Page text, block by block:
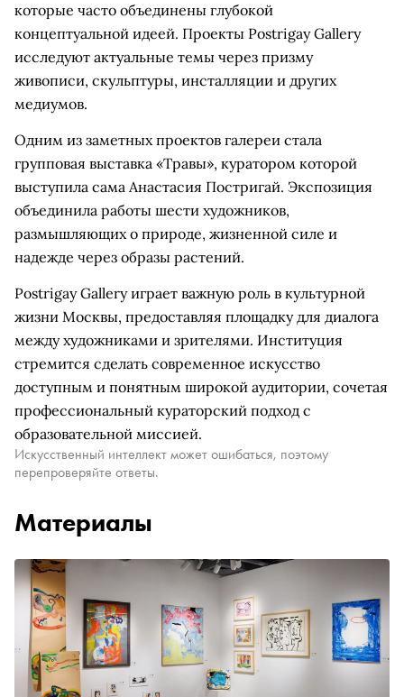
которые часто объединены глубокой
концептуальной идеей. Проекты Postrigay Gallery
исследуют актуальные темы через призму
живописи, скульптуры, инсталляции и других
медиумов.
Одним из заметных проектов галереи стала
групповая выставка «Травы», куратором которой
выступила сама Анастасия Постригай. Экспозиция
объединила работы шести художников,
размышляющих о природе, жизненной силе и
надежде через образы растений.
Postrigay Gallery играет важную роль в культурной
жизни Москвы, предоставляя площадку для диалога
между художниками и зрителями. Институция
стремится сделать современное искусство
доступным и понятным широкой аудитории, сочетая
профессиональный кураторский подход с
образовательной миссией.
Искусственный интеллект может ошибаться, поэтому
перепроверяйте ответы.
Материалы